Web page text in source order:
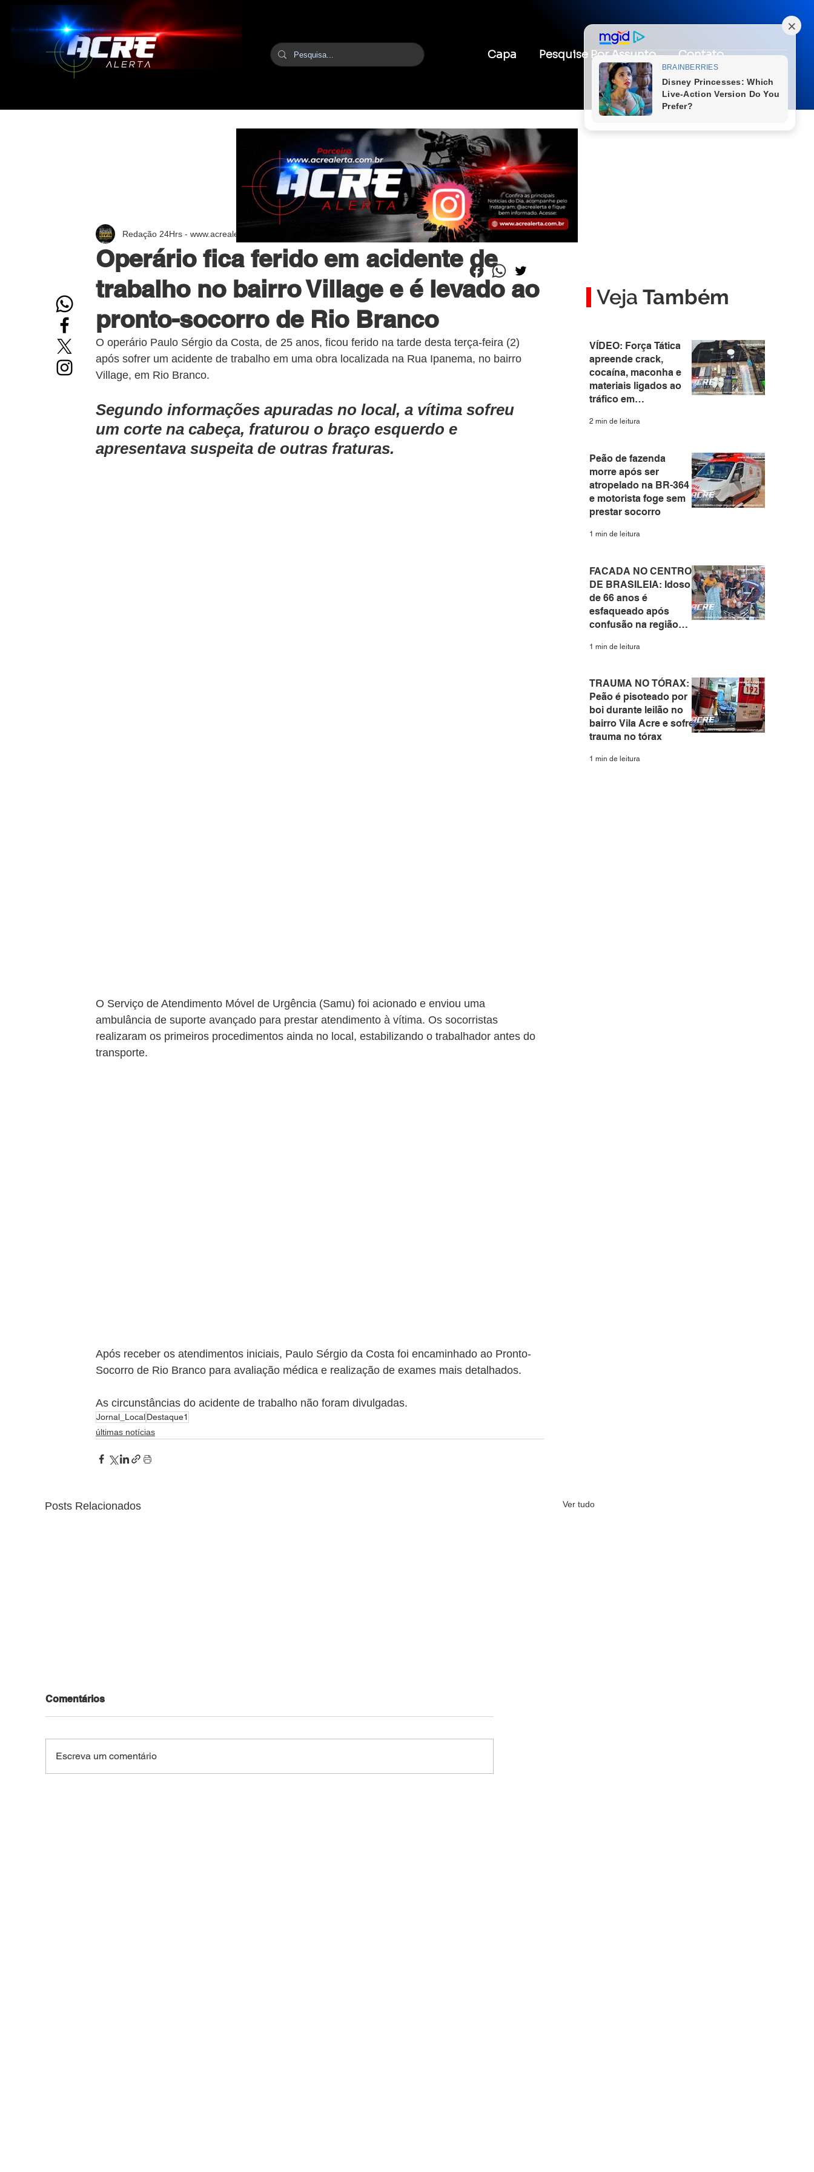
Capa Pesquise Por Assunto Contato
Operário fica ferido em acidente de
trabalho no bairro Village e é levado ao
pronto-socorro de Rio Branco
Redação 24Hrs - www.acrealerta.com.br 2 de jun. 1 min de leitura
O operário Paulo Sérgio da Costa, de 25 anos, ficou ferido na tarde desta terça-feira (2)
após sofrer um acidente de trabalho em uma obra localizada na Rua Ipanema, no bairro
Village, em Rio Branco.
Segundo informações apuradas no local, a vítima sofreu
um corte na cabeça, fraturou o braço esquerdo e
apresentava suspeita de outras fraturas.
O Serviço de Atendimento Móvel de Urgência (Samu) foi acionado e enviou uma
ambulância de suporte avançado para prestar atendimento à vítima. Os socorristas
realizaram os primeiros procedimentos ainda no local, estabilizando o trabalhador antes do
transporte.
Após receber os atendimentos iniciais, Paulo Sérgio da Costa foi encaminhado ao Pronto-
Socorro de Rio Branco para avaliação médica e realização de exames mais detalhados.
As circunstâncias do acidente de trabalho não foram divulgadas.
Jornal_LocalDestaque1
últimas notícias
Posts Relacionados Ver tudo
Comentários
Escreva um comentário
VÍDEO: Força Tática
apreende crack,
cocaína, maconha e
materiais ligados ao
tráfico em
Helena
2 min de leitura
Peão de fazenda
morre após ser
atropelado na BR-364
e motorista foge sem
prestar socorro
1 min de leitura
FACADA NO CENTRO
DE BRASILEIA: Idoso
de 66 anos é
esfaqueado após
confusão na região
Acre
1 min de leitura
TRAUMA NO TÓRAX:
Peão é pisoteado por
boi durante leilão no
bairro Vila Acre e sofre
trauma no tórax
1 min de leitura
Veja Também